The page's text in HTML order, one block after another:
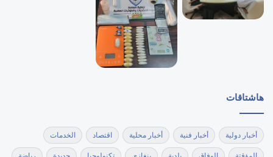
هاشتاقات
أخبار دولية أخبار فنية أخبار محلية اقتصاد الخدمات